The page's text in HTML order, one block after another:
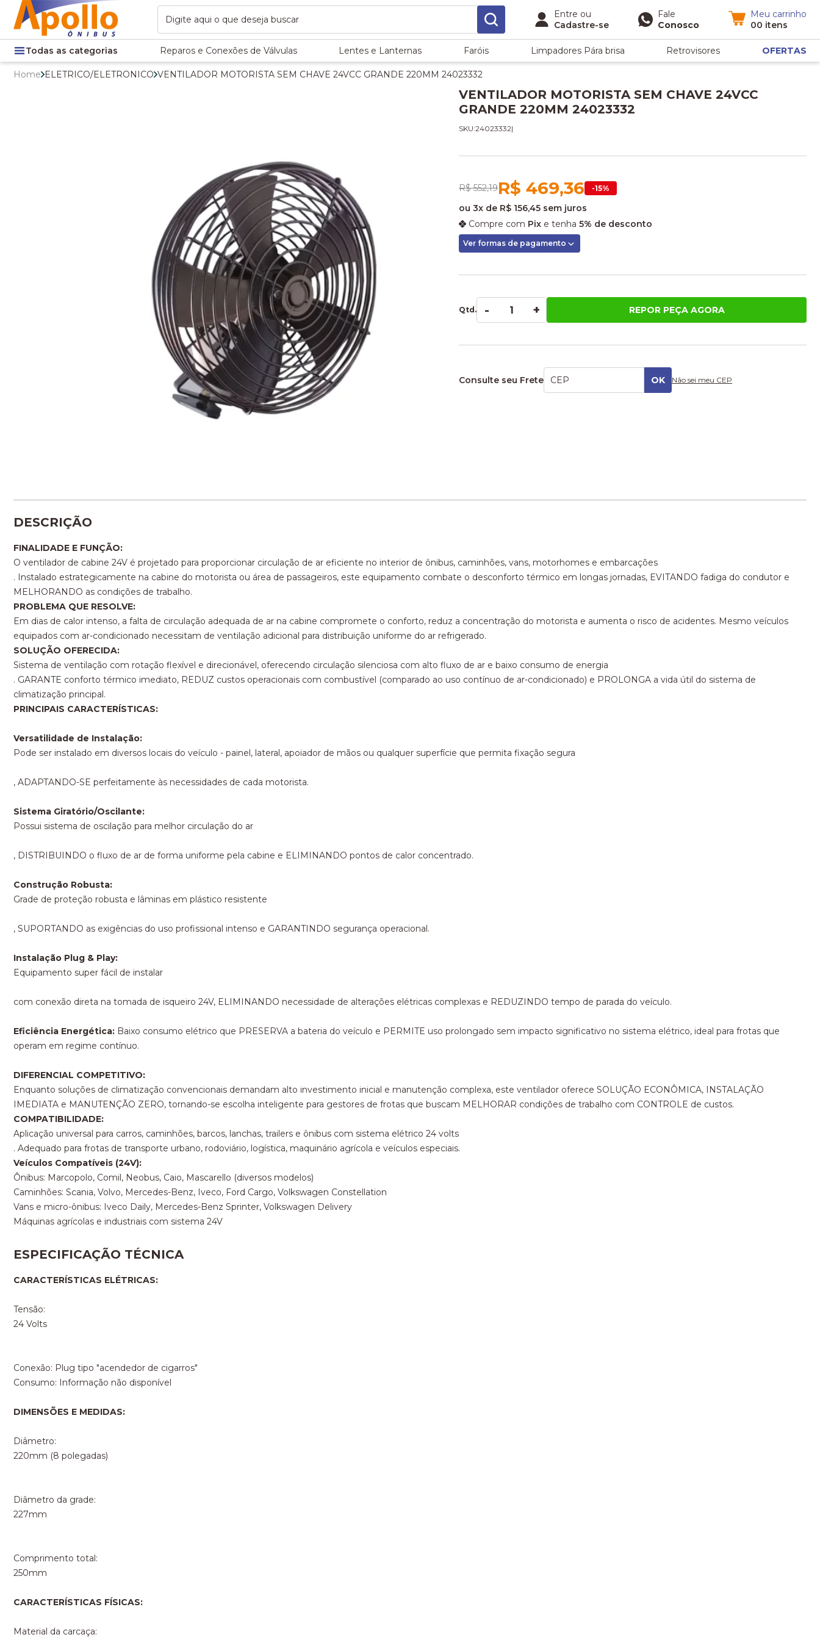
Entre ou
Cadastre-se
Fale
Conosco
Meu carrinho
00 itens
Todas as categorias Reparos e Conexões de Válvulas Lentes e Lanternas Faróis Limpadores Pára brisa Retrovisores OFERTAS
Home ELETRICO/ELETRONICO VENTILADOR MOTORISTA SEM CHAVE 24VCC GRANDE 220MM 24023332
VENTILADOR MOTORISTA SEM CHAVE 24VCC
GRANDE 220MM 24023332
SKU:24023332|
R$ 552,19R$ 469,36 -15%
ou 3x de R$ 156,45 sem juros
Compre com Pix e tenha 5% de desconto
Ver formas de pagamento
Qtd. - + REPOR PEÇA AGORA
Consulte seu Frete Não sei meu CEP
DESCRIÇÃO
FINALIDADE E FUNÇÃO:
O ventilador de cabine 24V é projetado para proporcionar circulação de ar eficiente no interior de ônibus, caminhões, vans, motorhomes e embarcações
. Instalado estrategicamente na cabine do motorista ou área de passageiros, este equipamento combate o desconforto térmico em longas jornadas, EVITANDO fadiga do condutor e
MELHORANDO as condições de trabalho.
PROBLEMA QUE RESOLVE:
Em dias de calor intenso, a falta de circulação adequada de ar na cabine compromete o conforto, reduz a concentração do motorista e aumenta o risco de acidentes. Mesmo veículos
equipados com ar-condicionado necessitam de ventilação adicional para distribuição uniforme do ar refrigerado.
SOLUÇÃO OFERECIDA:
Sistema de ventilação com rotação flexível e direcionável, oferecendo circulação silenciosa com alto fluxo de ar e baixo consumo de energia
. GARANTE conforto térmico imediato, REDUZ custos operacionais com combustível (comparado ao uso contínuo de ar-condicionado) e PROLONGA a vida útil do sistema de
climatização principal.
PRINCIPAIS CARACTERÍSTICAS:
Versatilidade de Instalação:
Pode ser instalado em diversos locais do veículo - painel, lateral, apoiador de mãos ou qualquer superfície que permita fixação segura
, ADAPTANDO-SE perfeitamente às necessidades de cada motorista.
Sistema Giratório/Oscilante:
Possui sistema de oscilação para melhor circulação do ar
, DISTRIBUINDO o fluxo de ar de forma uniforme pela cabine e ELIMINANDO pontos de calor concentrado.
Construção Robusta:
Grade de proteção robusta e lâminas em plástico resistente
, SUPORTANDO as exigências do uso profissional intenso e GARANTINDO segurança operacional.
Instalação Plug & Play:
Equipamento super fácil de instalar
com conexão direta na tomada de isqueiro 24V, ELIMINANDO necessidade de alterações elétricas complexas e REDUZINDO tempo de parada do veículo.
Eficiência Energética: Baixo consumo elétrico que PRESERVA a bateria do veículo e PERMITE uso prolongado sem impacto significativo no sistema elétrico, ideal para frotas que
operam em regime contínuo.
DIFERENCIAL COMPETITIVO:
Enquanto soluções de climatização convencionais demandam alto investimento inicial e manutenção complexa, este ventilador oferece SOLUÇÃO ECONÔMICA, INSTALAÇÃO
IMEDIATA e MANUTENÇÃO ZERO, tornando-se escolha inteligente para gestores de frotas que buscam MELHORAR condições de trabalho com CONTROLE de custos.
COMPATIBILIDADE:
Aplicação universal para carros, caminhões, barcos, lanchas, trailers e ônibus com sistema elétrico 24 volts
. Adequado para frotas de transporte urbano, rodoviário, logística, maquinário agrícola e veículos especiais.
Veículos Compatíveis (24V):
Ônibus: Marcopolo, Comil, Neobus, Caio, Mascarello (diversos modelos)
Caminhões: Scania, Volvo, Mercedes-Benz, Iveco, Ford Cargo, Volkswagen Constellation
Vans e micro-ônibus: Iveco Daily, Mercedes-Benz Sprinter, Volkswagen Delivery
Máquinas agrícolas e industriais com sistema 24V
ESPECIFICAÇÃO TÉCNICA
CARACTERÍSTICAS ELÉTRICAS:
Tensão:
24 Volts
Conexão: Plug tipo "acendedor de cigarros"
Consumo: Informação não disponível
DIMENSÕES E MEDIDAS:
Diâmetro:
220mm (8 polegadas)
Diâmetro da grade:
227mm
Comprimento total:
250mm
CARACTERÍSTICAS FÍSICAS:
Material da carcaça: